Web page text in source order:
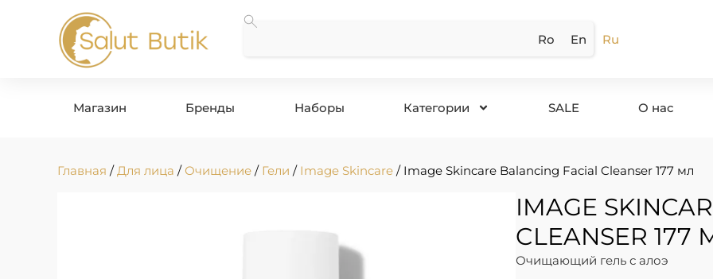
Ro En Ru
Магазин Бренды Наборы Категории SALE О нас
Главная / Для лица / Очищение / Гели / Image Skincare / Image Skincare Balancing Facial Cleanser 177 мл
IMAGE
CLEANSER 177
Очищающий гель с алоэ